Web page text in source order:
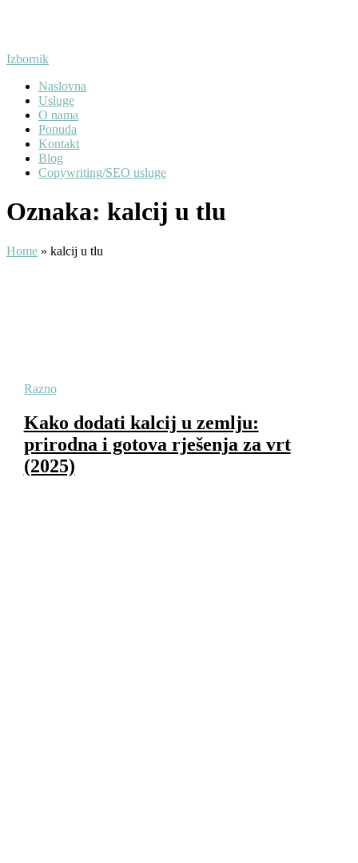
Izbornik
Naslovna
Usluge
O nama
Ponuda
Kontakt
Blog
Copywriting/SEO usluge
Oznaka: kalcij u tlu
Home » kalcij u tlu
Razno
Kako dodati kalcij u zemlju:
prirodna i gotova rješenja za vrt
(2025)